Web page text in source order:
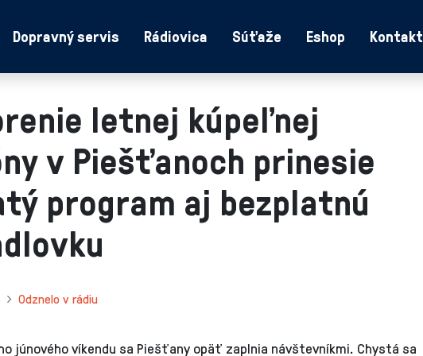
Dopravný servis Rádiovica Súťaže Eshop Kontakt
letnej kúpeľnej
v Piešťanoch prinesie
program aj bezplatnú
Odznelo v rádiu
júnového víkendu sa Piešťany opäť zaplnia návštevníkmi. Chystá sa